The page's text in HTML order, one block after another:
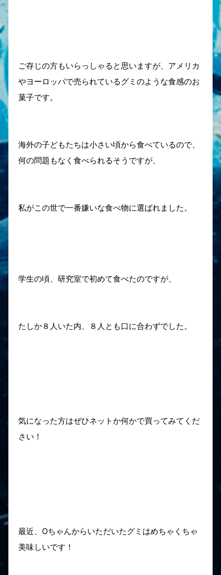
ご存じの方もいらっしゃると思いますが、アメリカ
やヨーロッパで売られているグミのような食感のお
菓子です。
海外の子どもたちは小さい頃から食べているので、
何の問題もなく食べられるそうですが、
私がこの世で一番嫌いな食べ物に選ばれました。
学生の頃、研究室で初めて食べたのですが、
たしか８人いた内、８人とも口に合わずでした。
気になった方はぜひネットか何かで買ってみてくだ
さい！
最近、Oちゃんからいただいたグミはめちゃくちゃ
美味しいです！